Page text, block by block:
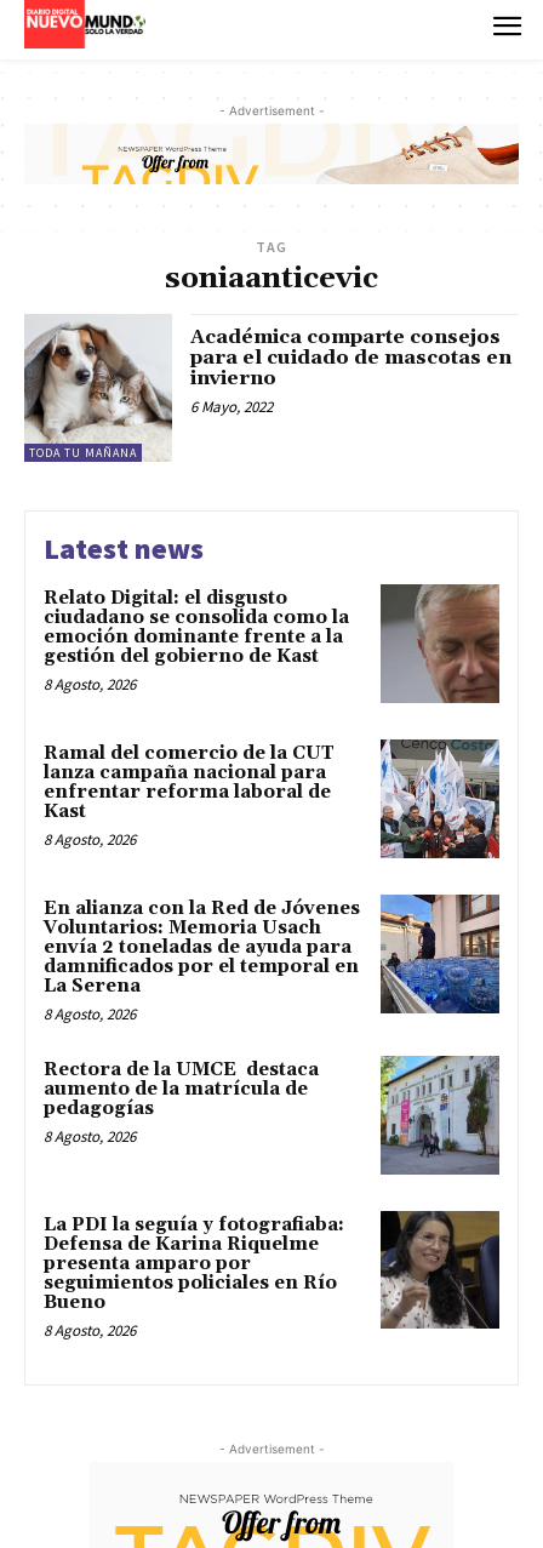
- Advertisement -
TAG
soniaanticevic
TODA TU MAÑANA
Académica comparte consejos
para el cuidado de mascotas en
invierno
6 Mayo, 2022
Latest news
Relato Digital: el disgusto
ciudadano se consolida como la
emoción dominante frente a la
gestión del gobierno de Kast
8 Agosto, 2026
Ramal del comercio de la CUT
lanza campaña nacional para
enfrentar reforma laboral de
Kast
8 Agosto, 2026
En alianza con la Red de Jóvenes
Voluntarios: Memoria Usach
envía 2 toneladas de ayuda para
damnificados por el temporal en
La Serena
8 Agosto, 2026
Rectora de la UMCE destaca
aumento de la matrícula de
pedagogías
8 Agosto, 2026
La PDI la seguía y fotografiaba:
Defensa de Karina Riquelme
presenta amparo por
seguimientos policiales en Río
Bueno
8 Agosto, 2026
- Advertisement -